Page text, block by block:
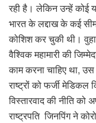
रही है। लेकिन उन्हें कोई
भारत के लद्दाख के कई
कोशिश कर चुकी थी।
वैश्विक महामारी की
काम करना चाहिए था,
राष्ट्रों को फर्जी
विस्तारवाद की नीति
राष्ट्रपति जिनपिंग ने